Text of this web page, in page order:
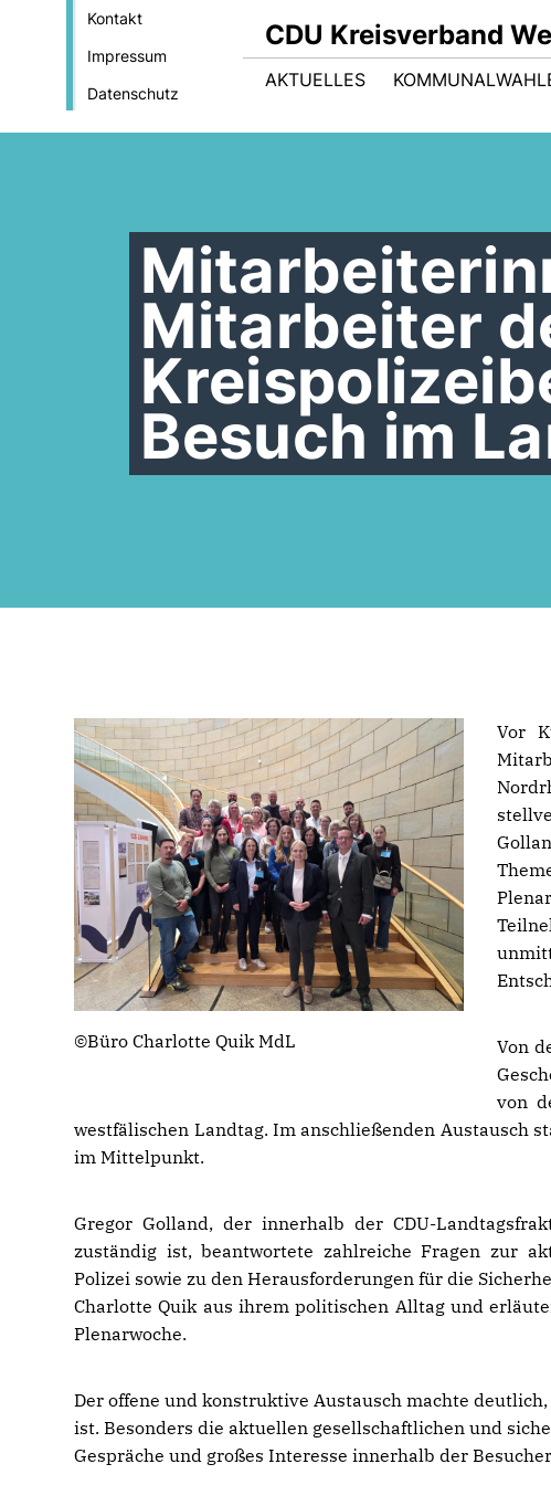
Kontakt
Impressum
Datenschutz
CDU Kreisverband
AKTUELLES
Mitarbeiter
Besuch im
©Büro Charlotte Quik MdL
Vor
Von
von
westfälischen Landtag. Im anschließenden Austausch
im Mittelpunkt.
Gregor Golland, der innerhalb der CDU-
zuständig ist, beantwortete zahlreiche Fragen zur
Polizei sowie zu den Herausforderungen für die
Charlotte Quik aus ihrem politischen Alltag und
Plenarwoche.
Der offene und konstruktive Austausch machte
ist. Besonders die aktuellen gesellschaftlichen und
Gespräche und großes Interesse innerhalb der